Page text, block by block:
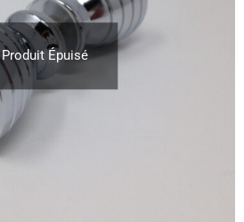
Produit Épuisé